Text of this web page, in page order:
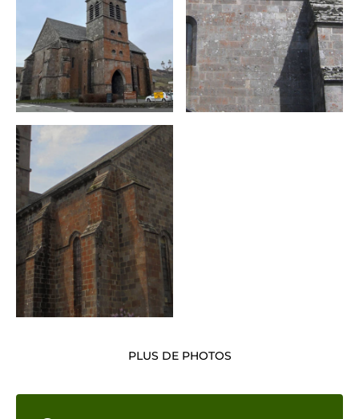
PLUS DE PHOTOS